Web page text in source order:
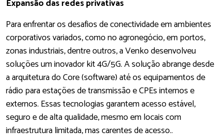
Expansão das redes privativas
Para enfrentar os desafios de conectividade em ambientes
corporativos variados, como no agronegócio, em portos,
zonas industriais, dentre outros, a Venko desenvolveu
soluções um inovador kit 4G/5G. A solução abrange desde
a arquitetura do Core (software) até os equipamentos de
rádio para estações de transmissão e CPEs internos e
externos. Essas tecnologias garantem acesso estável,
seguro e de alta qualidade, mesmo em locais com
infraestrutura limitada, mas carentes de acesso..